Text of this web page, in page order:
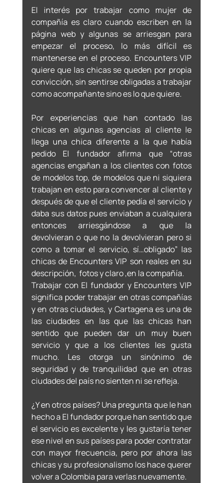
El interés por trabajar como mujer de
compañía es claro cuando escriben en la
página web y algunas se arriesgan para
empezar el proceso, lo más difícil es
mantenerse en el proceso. Encounters VIP
quiere que las chicas se queden por propia
convicción, sin sentirse obligadas a trabajar
como acompañante sino es lo que quiere.
Por experiencias que han contado las
chicas en algunas agencias al cliente le
llega una chica diferente a la que había
pedido El fundador afirma que “otras
agencias engañan a los clientes con fotos
de modelos top, de modelos que ni siquiera
trabajan en esto para convencer al cliente y
después de que el cliente pedía el servicio y
daba sus datos pues enviaban a cualquiera
entonces arriesgándose a que la
devolvieran o que no la devolvieran pero si
como a tomar el servicio, sí…obligado” las
chicas de Encounters VIP son reales en su
descripción,  fotos y claro ,en la compañía.
Trabajar con El fundador y Encounters VIP
significa poder trabajar en otras compañías
y en otras ciudades, y Cartagena es una de
las ciudades en las que las chicas han
sentido que pueden dar un muy buen
servicio y que a los clientes les gusta
mucho. Les otorga un sinónimo de
seguridad y de tranquilidad que en otras
ciudades del país no sienten ni se refleja.
¿Y en otros países? Una pregunta que le han
hecho a El fundador porque han sentido que
el servicio es excelente y les gustaría tener
ese nivel en sus países para poder contratar
con mayor frecuencia, pero por ahora las
chicas y su profesionalismo los hace querer
volver a Colombia para verlas nuevamente.